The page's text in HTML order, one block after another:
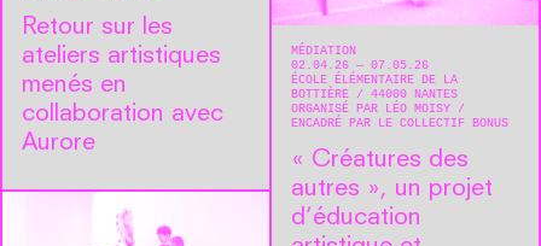
Retour sur les
ateliers artistiques
menés en
collaboration avec
Aurore
MÉDIATION
02.04.26 — 07.05.26
ÉCOLE ÉLÉMENTAIRE DE LA
BOTTIÈRE
44000 NANTES
ORGANISÉ PAR LÉO MOISY
ENCADRÉ PAR LE COLLECTIF BONUS
« Créatures des
autres », un projet
d’éducation